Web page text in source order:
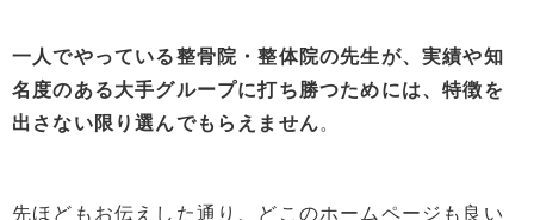
一人でやっている整骨院・整体院の先生が、実績や知
名度のある大手グループに打ち勝つためには、特徴を
出さない限り選んでもらえません。
先ほどもお伝えした通り、どこのホームページも良い